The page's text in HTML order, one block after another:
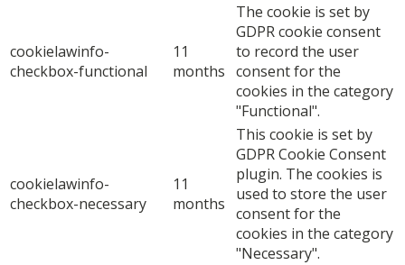
cookielawinfo-
checkbox-functional
11
months
The cookie is set by
GDPR cookie consent
to record the user
consent for the
cookies in the category
"Functional".
cookielawinfo-
checkbox-necessary
11
months
This cookie is set by
GDPR Cookie Consent
plugin. The cookies is
used to store the user
consent for the
cookies in the category
"Necessary".